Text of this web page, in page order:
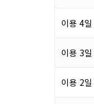
이용 4일
이용 3일
이용 2일